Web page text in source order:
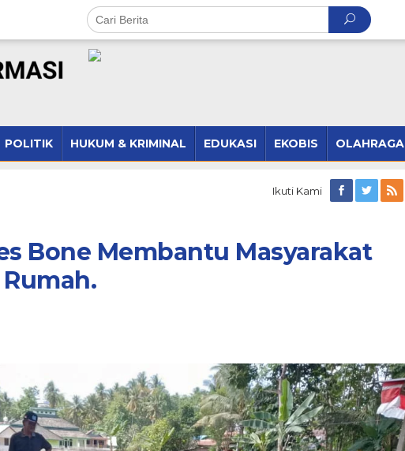
POLITIK HUKUM & KRIMINAL EDUKASI EKOBIS OLAHRAGA
Ikuti Kami
Bone Membantu Masyarakat